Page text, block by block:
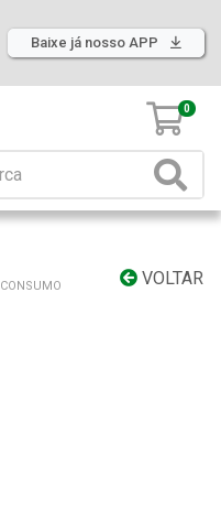
Baixe já nosso APP
0
VOLTAR